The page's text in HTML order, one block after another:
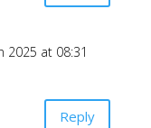
2025 at 08:31
Reply